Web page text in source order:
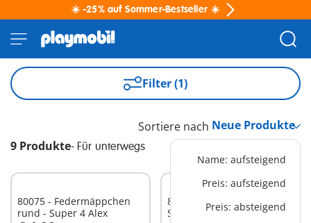
☀️ -25% auf Sommer-Bestseller ☀️
Filter (1)
9 Produkte- Für unterwegs
Sortiere nach
Name: aufsteigend
Preis: aufsteigend
Preis: absteigend
80075 - Federmäppchen
rund - Super 4 Alex
80073 - Kinder-Trolley -
Super 4 Gene